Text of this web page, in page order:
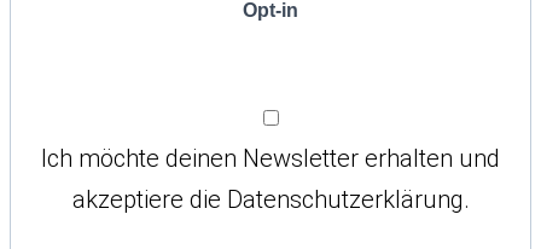
Opt-in
Ich möchte deinen Newsletter erhalten und
akzeptiere die Datenschutzerklärung.